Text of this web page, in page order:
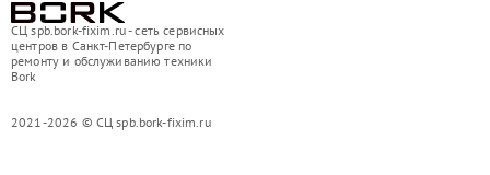
СЦ spb.bork-fixim.ru - сеть сервисных
центров в Санкт-Петербурге по
ремонту и обслуживанию техники
Bork
2021-2026 © СЦ spb.bork-fixim.ru